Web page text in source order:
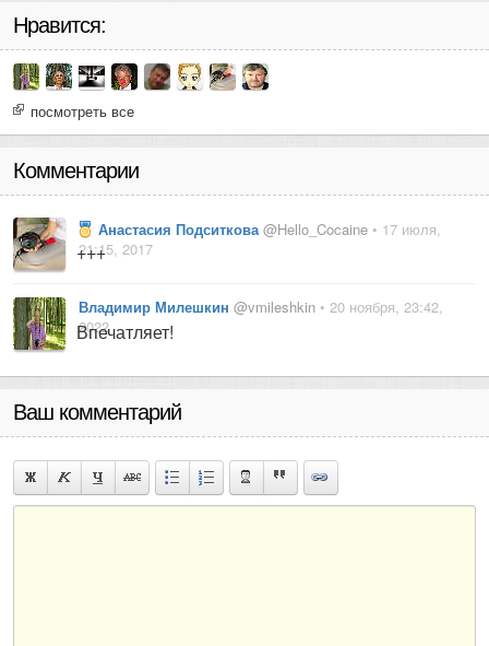
Нравится:
посмотреть все
Комментарии
Анастасия Подситкова @Hello_Cocaine • 17 июля,
21:15, 2017
+++
Владимир Милешкин @vmileshkin • 20 ноября, 23:42,
2022
Впечатляет!
Ваш комментарий